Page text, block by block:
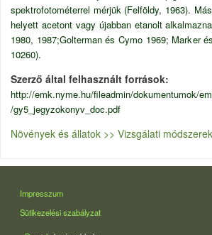
spektrofotométerrel mérjük (Felföldy, 1963).
helyett acetont vagy újabban etanolt
1980, 1987;Golterman és Cymo 1969; Marker
10260).
Szerző által felhasznált források
http://emk.nyme.hu/fileadmin/dokumentumok/
/gy5_jegyzokonyv_doc.pdf
Növények és állatok >> Vizsgálati módszerek
LÁBLÉC
Impresszum
Sütikezelési szabályzat